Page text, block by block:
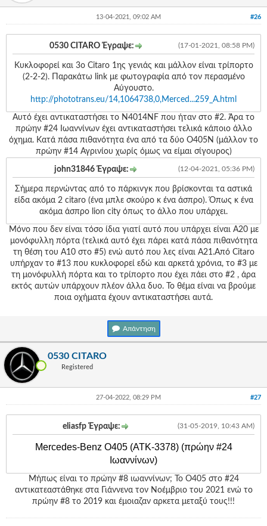
#26
13-04-2021, 09:02 AM
(17-01-2021, 08:58 PM)
0530 CITARO Έγραψε:
Κυκλοφορεί και 3ο Citaro 1ης γενιάς και μάλλον είναι τρίπορτο
(2-2-2). Παρακάτω link με φωτογραφία από τον περασμένο
Αύγουστο.
http://phototrans.eu/14,1064738,0,Merced...259_A.html
Αυτό έχει αντικαταστήσει το N4014NF που ήταν στο #2. Άρα το
πρώην #24 Ιωαννίνων έχει αντικαταστήσει τελικά κάποιο άλλο
όχημα. Κατά πάσα πιθανότητα ένα από τα δύο O405N (μάλλον το
πρώην #14 Αγρινίου χωρίς όμως να είμαι σίγουρος)
(12-04-2021, 05:36 PM)
john31846 Έγραψε:
Σήμερα περνώντας από το πάρκινγκ που βρίσκονται τα αστικά
είδα ακόμα 2 citaro (ένα μπλε σκούρο κ ένα άσπρο). Όπως κ ένα
ακόμα άσπρο lion city όπως το άλλο που υπάρχει.
Μόνο που δεν είναι τόσο ίδια γιατί αυτό που υπάρχει είναι A20 με
μονόφυλλη πόρτα (τελικά αυτό έχει πάρει κατά πάσα πιθανότητα
τη θέση του A10 στο #5) ενώ αυτό που λες είναι A21.Από Citaro
υπήρχαν το #13 που κυκλοφορεί εδώ και αρκετά χρόνια, το #3 με
τη μονόφυλλή πόρτα και το τρίπορτο που έχει πάει στο #2 , άρα
εκτός αυτών υπάρχουν πλέον άλλα δυο. Το θέμα είναι να βρούμε
ποια οχήματα έχουν αντικαταστήσει αυτά.
Απάντηση
0530 CITARO
Registered
#27
27-04-2022, 08:29 PM
(31-05-2019, 10:43 AM)
eliasfp Έγραψε:
Μercedes-Benz Ο405 (ΑΤΚ-3378) (πρώην #24
Ιωαννίνων)
Μήπως είναι το πρώην #8 ιωαννίνων; Το Ο405 στο #24
αντικατεαστάθηκε στα Γιάννενα τον Νοέμβριο του 2021 ενώ το
πρώην #8 το 2019 και έμοιαζαν αρκετα μεταξύ τους!!!